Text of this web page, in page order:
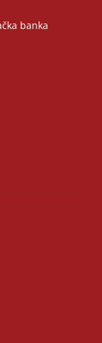
banka